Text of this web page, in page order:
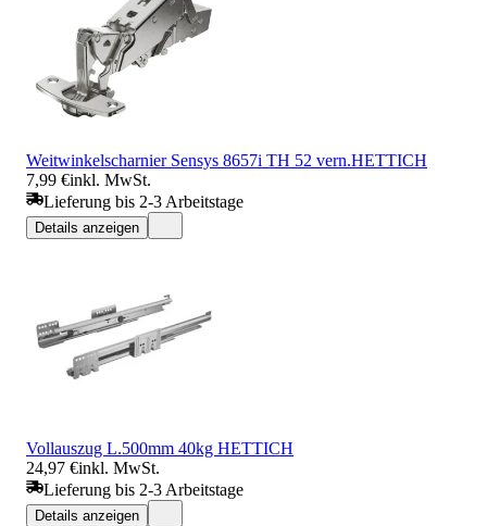
Weitwinkelscharnier Sensys 8657i TH 52 vern.HETTICH
7,99 €inkl. MwSt.
Lieferung bis 2-3 Arbeitstage
Details anzeigen
Vollauszug L.500mm 40kg HETTICH
24,97 €inkl. MwSt.
Lieferung bis 2-3 Arbeitstage
Details anzeigen